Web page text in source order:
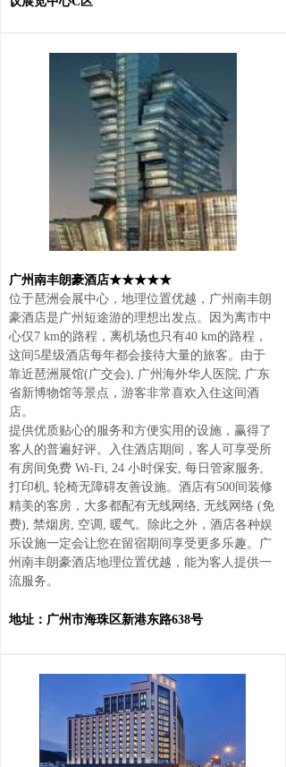
广州南丰朗豪酒店★★★★★
位于琶洲会展中心，地理位置优越，广州南丰朗
豪酒店是广州短途游的理想出发点。因为离市中
心仅7 km的路程，离机场也只有40 km的路程，
这间5星级酒店每年都会接待大量的旅客。由于
靠近琶洲展馆(广交会), 广州海外华人医院, 广东
省新博物馆等景点，游客非常喜欢入住这间酒
店。
提供优质贴心的服务和方便实用的设施，赢得了
客人的普遍好评。入住酒店期间，客人可享受所
有房间免费 Wi-Fi, 24 小时保安, 每日管家服务,
打印机, 轮椅无障碍友善设施。酒店有500间装修
精美的客房，大多都配有无线网络, 无线网络 (免
费), 禁烟房, 空调, 暖气。除此之外，酒店各种娱
乐设施一定会让您在留宿期间享受更多乐趣。广
州南丰朗豪酒店地理位置优越，能为客人提供一
流服务。
地址：广州市海珠区新港东路638号